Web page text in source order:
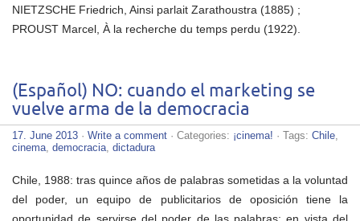
NIETZSCHE Friedrich, Ainsi parlait Zarathoustra (1885) ;
PROUST Marcel, À la recherche du temps perdu (1922).
(Español) NO: cuando el marketing se
vuelve arma de la democracia
17. June 2013 · Write a comment · Categories: ¡cinema! · Tags: Chile,
cinema, democracia, dictadura
Chile, 1988: tras quince años de palabras sometidas a la voluntad
del poder, un equipo de publicitarios de oposición tiene la